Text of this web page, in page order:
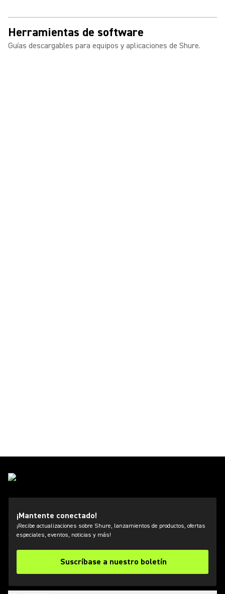
Herramientas de software
Guías descargables para equipos y aplicaciones de Shure.
¡Mantente conectado!
¡Recibe actualizaciones sobre Shure, lanzamientos de productos, ofertas
especiales, eventos, noticias y más!
Suscríbase a nuestro boletín